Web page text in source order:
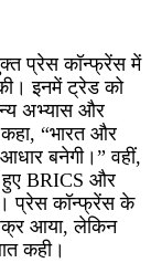
प्रेस कॉन्फ्रेंस में
इनमें ट्रेड को
अभ्यास और
“भारत और
बनेगी।” वहीं,
हुए BRICS और
प्रेस कॉन्फ्रेंस के
आया, लेकिन
कही।